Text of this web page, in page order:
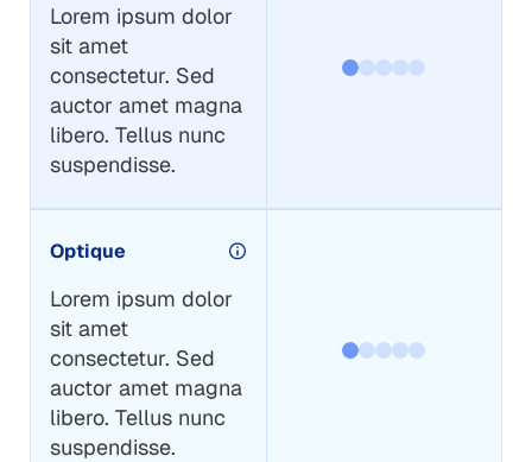
Lorem ipsum dolor
sit amet
consectetur. Sed
auctor amet magna
libero. Tellus nunc
suspendisse.
Optique
Lorem ipsum dolor
sit amet
consectetur. Sed
auctor amet magna
libero. Tellus nunc
suspendisse.